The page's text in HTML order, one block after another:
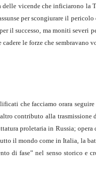
vicende che inficiarono la
per scongiurare il
il successo, ma moniti severi
le forze che sembravano
che facciamo orara
contributo alla trasmissione
proletaria in Russia;
il mondo come in Italia, la
di fase” nel senso storico